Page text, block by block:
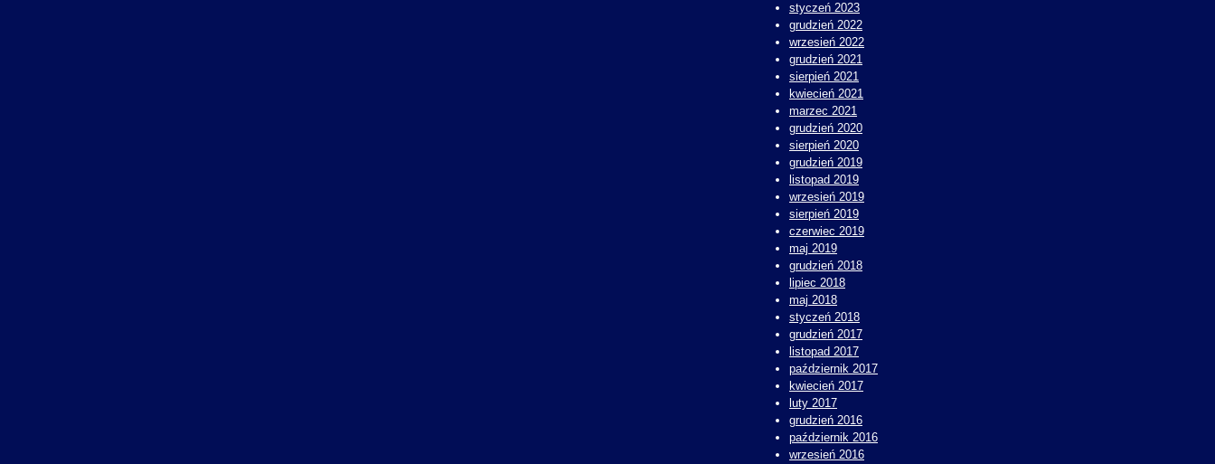
styczeń 2023
grudzień 2022
wrzesień 2022
grudzień 2021
sierpień 2021
kwiecień 2021
marzec 2021
grudzień 2020
sierpień 2020
grudzień 2019
listopad 2019
wrzesień 2019
sierpień 2019
czerwiec 2019
maj 2019
grudzień 2018
lipiec 2018
maj 2018
styczeń 2018
grudzień 2017
listopad 2017
październik 2017
kwiecień 2017
luty 2017
grudzień 2016
październik 2016
wrzesień 2016